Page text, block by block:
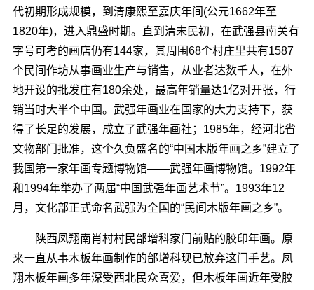
代初期形成规模，到清康熙至嘉庆年间(公元1662年至
1820年)，进入鼎盛时期。直到清末民初，在武强县南关有
字号可考的画店仍有144家，其周围68个村庄里共有1587
个民间作坊从事画业生产与销售，从业者达数千人，在外
地开设的批发庄有180余处，最高年销量达1亿对开张，行
销当时大半个中国。武强年画业在国家的大力支持下，获
得了长足的发展，成立了武强年画社；1985年，经河北省
文物部门批准，这个久负盛名的“中国木版年画之乡”建立了
我国第一家年画专题博物馆――武强年画博物馆。1992年
和1994年举办了两届“中国武强年画艺术节”。1993年12
月，文化部正式命名武强为全国的“民间木版年画之乡”。
陕西凤翔南肖村村民邰增科家门前贴的胶印年画。原
来一直从事木板年画制作的邰增科现已放弃这门手艺。凤
翔木板年画多年深受西北民众喜爱，但木板年画近年受胶